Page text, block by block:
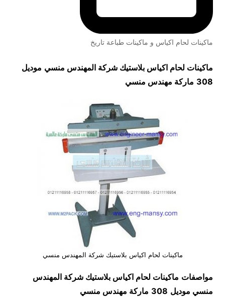
ماكينات لحام اكياس و ماكينات طباعة تاريخ
ماكينات لحام اكياس بلاستيك شركة المهندس منسي موديل
308 ماركة مهندس منسي
ماكينات لحام اكياس بلاستيك شركة المهندس منسي
مواصفات ماكينات لحام اكياس بلاستيك شركة المهندس
منسي موديل 308 ماركة مهندس منسي